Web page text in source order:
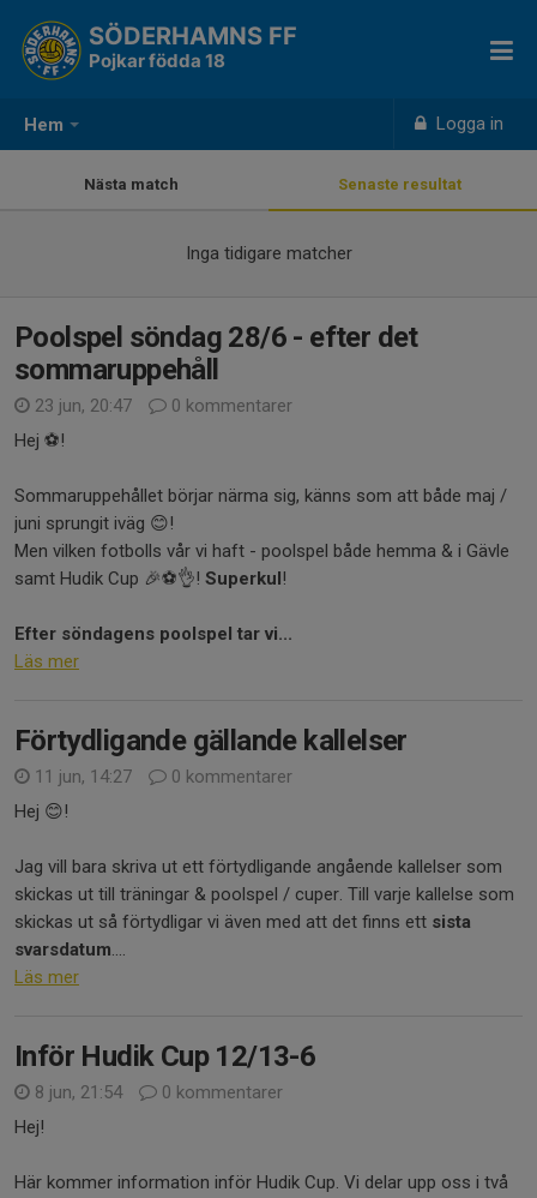
Hem Logga in
SÖDERHAMNS FF
Pojkar födda 18
Nästa match Senaste resultat
Inga tidigare matcher
Poolspel söndag 28/6 - efter det
sommaruppehåll
23 jun, 20:47
0 kommentarer
Hej ⚽!
Sommaruppehållet börjar närma sig, känns som att både maj /
juni sprungit iväg 😊!
Men vilken fotbolls vår vi haft - poolspel både hemma & i Gävle
samt Hudik Cup 🎉⚽👌! Superkul!
Efter söndagens poolspel tar vi...
Läs mer
Förtydligande gällande kallelser
11 jun, 14:27
0 kommentarer
Hej 😊!
Jag vill bara skriva ut ett förtydligande angående kallelser som
skickas ut till träningar & poolspel / cuper. Till varje kallelse som
skickas ut så förtydligar vi även med att det finns ett sista
svarsdatum....
Läs mer
Inför Hudik Cup 12/13-6
8 jun, 21:54
0 kommentarer
Hej!
Här kommer information inför Hudik Cup. Vi delar upp oss i två